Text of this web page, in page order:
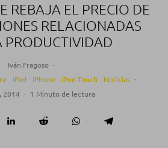
REBAJA EL PRECIO DE
RELACIONADAS
PRODUCTIVIDAD
Iván Fragoso ·
iPad iPhone iPod Touch Noticias ·
2014 · 1 Minuto de lectura